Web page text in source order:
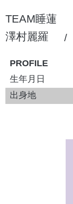
TEAM睡蓮
澤村麗羅
PROFILE
生年月日
出身地